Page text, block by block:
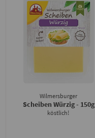
Wilmersburger
Scheiben Würzig- 150g
köstlich!